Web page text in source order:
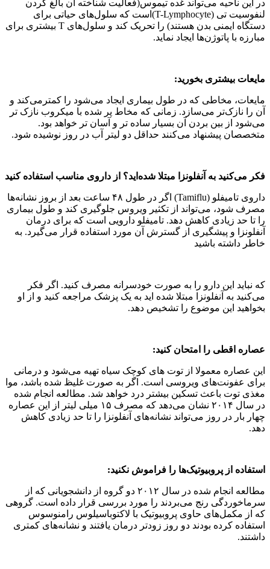
در این ناحیه می‌تواند غده تیموس(فعالیت شناخته آن بالغ کردن
لنفوسیت تی (T-Lymphocyte)است که سلول‌های حیاتی برای
دستگاه ایمنی بدن هستند) را تحریک کند و سلول‌های T بیشتری برای
مبارزه با پاتوژن‌ها ایجاد نماید.
مایعات بیشتری بخورید:
مایعات، مخاطی که در طول بیماری ایجاد می‌شود را کمترمی‌کند و
آن را نازک‌تر می‌سازد. زمانی که مخاط پر شده با میکروب نازک تر
می‌شود از بین بردن آن بسیار ساده تر و آسان تر خواهد بود.
متخصصان پیشنهاد می‌کنند حداقل دو لیتر آب در روز نوشیده شود.
فکر می‌کنید به آنفلونزا مبتلا شده‌اید؟ از داروی مناسب استفاده کنید
داروی تامیفلو (Tamiflu) اگر در طول ۴۸ ساعت بعد از بروز نشانه‌ها
مصرف شود، می‌تواند از تکثیر ویروس جلوگیری کند و طول بیماری
را تا حد زیادی کاهش دهد. تامیفلو دارویی است که برای درمان
آنفلونزا و پیشگیری از گسترش آن مورد استفاده قرار می‌گیرد. به
خاطر داشته باشید
که نباید این دارو را به صورت خودسرانه مصرف کنید. اگر فکر
می‌کنید به آنفلونزا مبتلا شده اید به یک پزشک مراجعه کنید و از او
بخواهید این موضوع را تشخیص دهد.
عصاره اقطی را امتحان کنید:
این عصاره معمولا از توت های کوچک سیاه تهیه می‌شود و درمانی
برای عفونت‌های ویروسی است. اگر به صورت غلیظ شده باشد، موا
مغذی توت باعث تسکین بیشتر درد خواهد شد. مطالعه انجام شده
در سال ۲۰۱۴ نشان می‌دهد که مصرف ۱۵ میلی لیتر از این عصاره
چهار بار در روز می‌تواند نشانه‌های آنفلونزا را تا حد زیادی کاهش
دهد.
استفاده از پروبیوتیک‌ها را فراموش نکنید:
مطالعه انجام شده در سال ۲۰۱۲ دو گروه از دانشجویانی که از
سرماخوردگی رنج می‌بردند را مورد بررسی قرار داده است. گروهی
که از مکمل‌های حاوی پروبیوتیک با لاکتوباسیلوس رامنوسوس
استفاده کرده بودند دو روز زودتر درمان یافتند و نشانه‌های کمتری
داشتند.